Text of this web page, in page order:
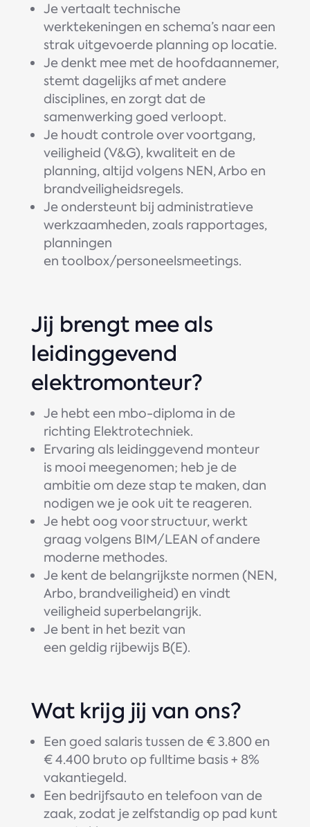
Je vertaalt technische
werktekeningen en schema’s naar een
strak uitgevoerde planning op locatie.
Je denkt mee met de hoofdaannemer,
stemt dagelijks af met andere
disciplines, en zorgt dat de
samenwerking goed verloopt.
Je houdt controle over voortgang,
veiligheid (V&G), kwaliteit en de
planning, altijd volgens NEN, Arbo en
brandveiligheidsregels.
Je ondersteunt bij administratieve
werkzaamheden, zoals rapportages,
planningen
en toolbox/personeelsmeetings.
Jij brengt mee als
leidinggevend
elektromonteur?
Je hebt een mbo-diploma in de
richting Elektrotechniek.
Ervaring als leidinggevend monteur
is mooi meegenomen; heb je de
ambitie om deze stap te maken, dan
nodigen we je ook uit te reageren.
Je hebt oog voor structuur, werkt
graag volgens BIM/LEAN of andere
moderne methodes.
Je kent de belangrijkste normen (NEN,
Arbo, brandveiligheid) en vindt
veiligheid superbelangrijk.
Je bent in het bezit van
een geldig rijbewijs B(E).
Wat krijg jij van ons?
Een goed salaris tussen de € 3.800 en
€ 4.400 bruto op fulltime basis + 8%
vakantiegeld.
Een bedrijfsauto en telefoon van de
zaak, zodat je zelfstandig op pad kunt